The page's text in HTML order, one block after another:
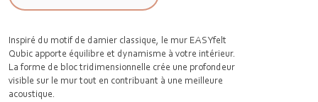
Inspiré du motif de damier classique, le mur EASYfelt
Qubic apporte équilibre et dynamisme à votre intérieur.
La forme de bloc tridimensionnelle crée une profondeur
visible sur le mur tout en contribuant à une meilleure
acoustique.